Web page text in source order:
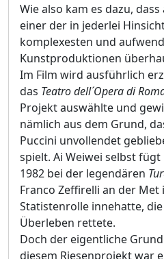
Wie also kam es dazu,
einer der in jederlei
komplexesten und
Kunstproduktionen
Im Film wird ausführlich
das Teatro dell´Opera di
Projekt auswählte und
nämlich aus dem Grund,
Puccini unvollendet
spielt. Ai Weiwei selbst
1982 bei der legendären
Franco Zeffirelli an der Met
Statistenrolle innehatte,
Überleben rettete.
Doch der eigentliche
diesem Riesenprojekt war